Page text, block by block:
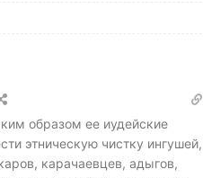
образом ее иудейские
этническую чистку ингушей,
карачаевцев, адыгов,